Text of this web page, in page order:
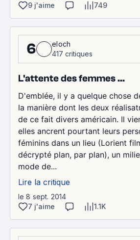
9 j'aime
749
6
eloch
417 critiques
L'attente des femmes ...
D'emblée, il y a quelque chose
la manière dont les deux
de ce fait divers américain. Il
elles ancrent pourtant leurs
féminins dans un lieu (Lorient
décrypté plan, par plan), un
mode de...
Lire la critique
le 8 sept. 2014
7 j'aime
1.1K